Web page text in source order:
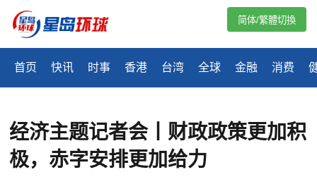
首页 快讯 时事 香港 台湾 全球 金融 消费
简体/繁體切換
经济主题记者会丨财政政策更加积
极，赤字安排更加给力